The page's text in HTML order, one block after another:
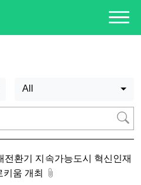
All
전환기 지속가능도시 혁신인재
움 개최